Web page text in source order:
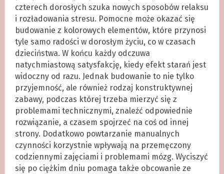
czterech dorosłych szuka nowych sposobów relaksu
i rozładowania stresu. Pomocne może okazać się
budowanie z kolorowych elementów, które przynosi
tyle samo radości w dorosłym życiu, co w czasach
dzieciństwa. W końcu każdy odczuwa
natychmiastową satysfakcję, kiedy efekt starań jest
widoczny od razu. Jednak budowanie to nie tylko
przyjemność, ale również rodzaj konstruktywnej
zabawy, podczas której trzeba mierzyć się z
problemami technicznymi, znaleźć odpowiednie
rozwiązanie, a czasem spojrzeć na coś od innej
strony. Dodatkowo powtarzanie manualnych
czynności korzystnie wpływają na przemęczony
codziennymi zajęciami i problemami mózg. Wyciszyć
się po ciężkim dniu pomaga także obcowanie ze